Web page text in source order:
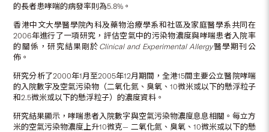
的長者患哮喘的病發率則為5.8%。
香港中文大學醫學院內科及藥物治療學系和社區及家庭醫學系共同在
2006年進行了一項研究，評估空氣中的污染物濃度與哮喘患者入院率
的關係，研究結果剛於 Clinical and Experimental Allergy醫學期刊公
佈。
研究分析了2000年1月至2005年12月期間，全港15間主要公立醫院哮喘
的入院數字及空氣污染物（二氧化氮、臭氧、10微米或以下的懸浮粒子
和2.5微米或以下的懸浮粒子）的濃度資料。
研究結果顯示，哮喘患者入院數字與空氣污染物濃度息息相關。每立方
米的空氣污染物濃度上升10微克— 二氧化氮、臭氧、10微米或以下的懸